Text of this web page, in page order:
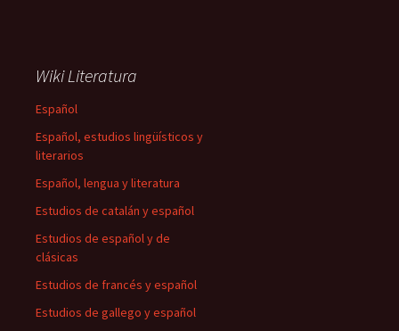
Wiki Literatura
Español
Español, estudios lingüísticos y
literarios
Español, lengua y literatura
Estudios de catalán y español
Estudios de español y de
clásicas
Estudios de francés y español
Estudios de gallego y español